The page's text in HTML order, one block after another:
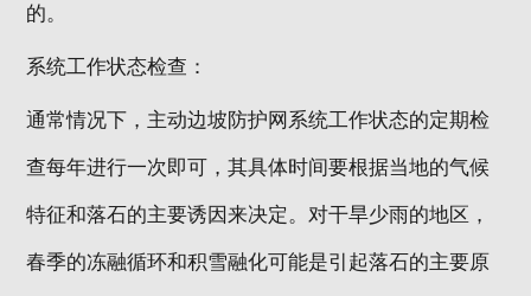
联系我们
地区分站
的。
系统工作状态检查：
通常情况下，主动边坡防护网系统工作状态的定期检
查每年进行一次即可，其具体时间要根据当地的气候
特征和落石的主要诱因来决定。对干旱少雨的地区，
春季的冻融循环和积雪融化可能是引起落石的主要原